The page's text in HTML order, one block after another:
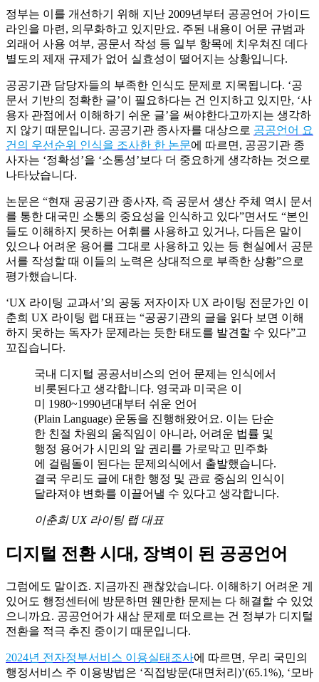
정부는 이를 개선하기 위해 지난 2009년부터 공공언어 가이드
라인을 마련, 의무화하고 있지만요. 주된 내용이 어문 규범과
외래어 사용 여부, 공문서 작성 등 일부 항목에 치우쳐진 데다
별도의 제재 규제가 없어 실효성이 떨어지는 상황입니다.
공공기관 담당자들의 부족한 인식도 문제로 지목됩니다. ‘공
문서 기반의 정확한 글’이 필요하다는 건 인지하고 있지만, ‘사
용자 관점에서 이해하기 쉬운 글’을 써야한다고까지는 생각하
지 않기 때문입니다. 공공기관 종사자를 대상으로 공공언어 요
건의 우선순위 인식을 조사한 한 논문에 따르면, 공공기관 종
사자는 ‘정확성’을 ‘소통성’보다 더 중요하게 생각하는 것으로
나타났습니다.
논문은 “현재 공공기관 종사자, 즉 공문서 생산 주체 역시 문서
를 통한 대국민 소통의 중요성을 인식하고 있다”면서도 “본인
들도 이해하지 못하는 어휘를 사용하고 있거나, 다듬은 말이
있으나 어려운 용어를 그대로 사용하고 있는 등 현실에서 공문
서를 작성할 때 이들의 노력은 상대적으로 부족한 상황”으로
평가했습니다.
‘UX 라이팅 교과서’의 공동 저자이자 UX 라이팅 전문가인 이
춘희 UX 라이팅 랩 대표는 “공공기관의 글을 읽다 보면 이해
하지 못하는 독자가 문제라는 듯한 태도를 발견할 수 있다”고
꼬집습니다.
국내 디지털 공공서비스의 언어 문제는 인식에서
비롯된다고 생각합니다. 영국과 미국은 이
미 1980~1990년대부터 쉬운 언어
(Plain Language) 운동을 진행해왔어요. 이는 단순
한 친절 차원의 움직임이 아니라, 어려운 법률 및
행정 용어가 시민의 알 권리를 가로막고 민주화
에 걸림돌이 된다는 문제의식에서 출발했습니다.
결국 우리도 글에 대한 행정 및 관료 중심의 인식이
달라져야 변화를 이끌어낼 수 있다고 생각합니다.
이춘희 UX 라이팅 랩 대표
디지털 전환 시대, 장벽이 된 공공언어
그럼에도 말이죠. 지금까진 괜찮았습니다. 이해하기 어려운 게
있어도 행정센터에 방문하면 웬만한 문제는 다 해결할 수 있었
으니까요. 공공언어가 새삼 문제로 떠오르는 건 정부가 디지털
전환을 적극 추진 중이기 때문입니다.
2024년 전자정부서비스 이용실태조사에 따르면, 우리 국민의
행정서비스 주 이용방법은 ‘직접방문(대면처리)’(65.1%), ‘모바